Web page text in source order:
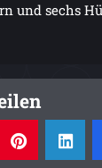
und sechs